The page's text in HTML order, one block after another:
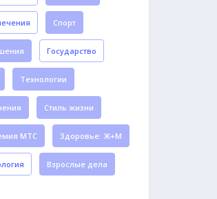
Спорт
Государство
Технологии
Стиль жизни
МТС Здоровье: Ж+М
Взрослые дела